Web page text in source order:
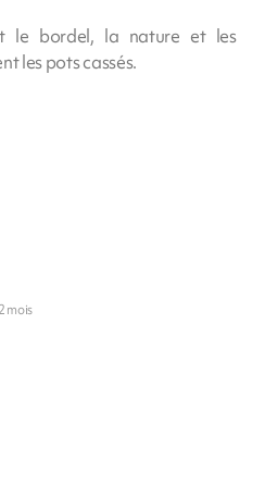
le bordel, la nature et les
les pots cassés.
2 mois